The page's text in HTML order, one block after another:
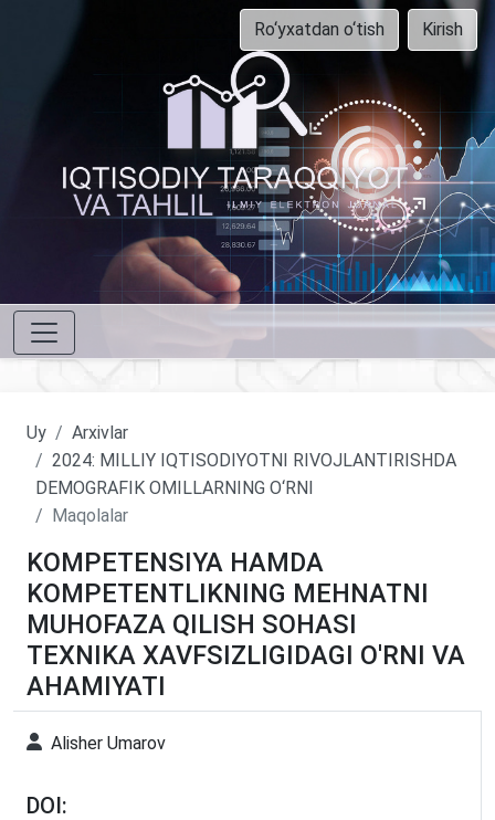
Ro‘yxatdan o‘tish Kirish
Uy
Arxivlar
2024: MILLIY IQTISODIYOTNI RIVOJLANTIRISHDA
DEMOGRAFIK OMILLARNING O‘RNI
Maqolalar
KOMPETENSIYA HAMDA
KOMPETENTLIKNING MEHNATNI
MUHOFAZA QILISH SOHASI
TEXNIKA XAVFSIZLIGIDAGI O'RNI VA
AHAMIYATI
Alisher Umarov
DOI: